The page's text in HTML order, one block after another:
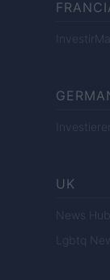
UK
News
Lgbtq